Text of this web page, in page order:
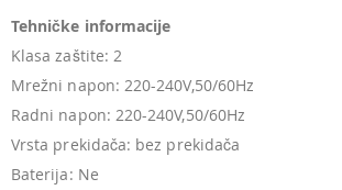
Tehničke informacije
Klasa zaštite: 2
Mrežni napon: 220-240V,50/60Hz
Radni napon: 220-240V,50/60Hz
Vrsta prekidača: bez prekidača
Baterija: Ne